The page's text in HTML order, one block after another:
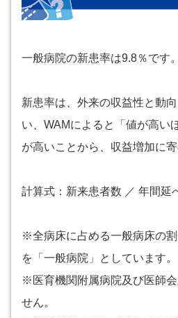
一般病院の新患率は9.8％です。
新患率は、外来の収益性と動
い、WAMによると「値が高い
が高いことから、収益増加に
計算式：新来患者数 ／ 年間延
※全病床に占める一般病床の
を「一般病院」としています。
※医育機関附属病院及び医師
せん。